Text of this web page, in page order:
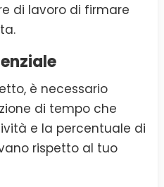
di lavoro di firmare
è necessario
di tempo che
e la percentuale di
rispetto al tuo